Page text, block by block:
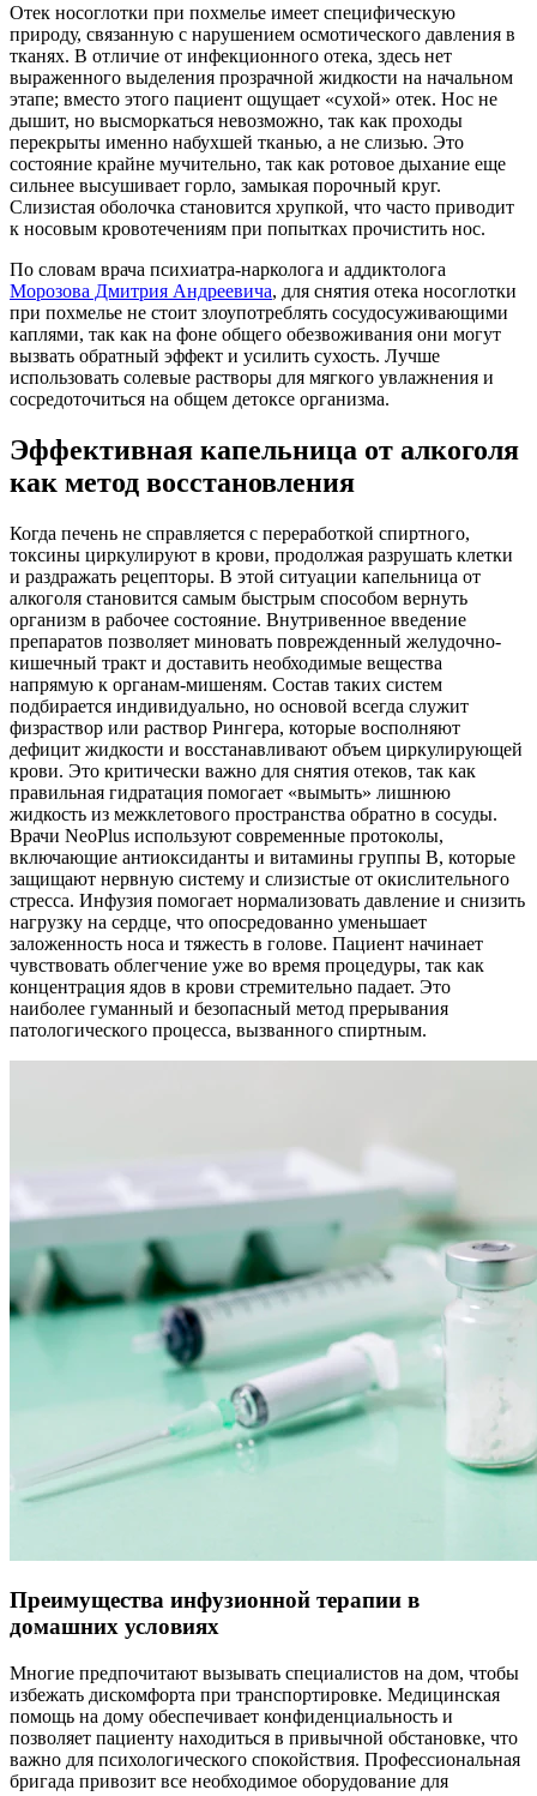
Отек носоглотки при похмелье имеет специфическую
природу, связанную с нарушением осмотического давления в
тканях. В отличие от инфекционного отека, здесь нет
выраженного выделения прозрачной жидкости на начальном
этапе; вместо этого пациент ощущает «сухой» отек. Нос не
дышит, но высморкаться невозможно, так как проходы
перекрыты именно набухшей тканью, а не слизью. Это
состояние крайне мучительно, так как ротовое дыхание еще
сильнее высушивает горло, замыкая порочный круг.
Слизистая оболочка становится хрупкой, что часто приводит
к носовым кровотечениям при попытках прочистить нос.
По словам врача психиатра-нарколога и аддиктолога
Морозова Дмитрия Андреевича, для снятия отека носоглотки
при похмелье не стоит злоупотреблять сосудосуживающими
каплями, так как на фоне общего обезвоживания они могут
вызвать обратный эффект и усилить сухость. Лучше
использовать солевые растворы для мягкого увлажнения и
сосредоточиться на общем детоксе организма.
Эффективная капельница от алкоголя
как метод восстановления
Когда печень не справляется с переработкой спиртного,
токсины циркулируют в крови, продолжая разрушать клетки
и раздражать рецепторы. В этой ситуации капельница от
алкоголя становится самым быстрым способом вернуть
организм в рабочее состояние. Внутривенное введение
препаратов позволяет миновать поврежденный желудочно-
кишечный тракт и доставить необходимые вещества
напрямую к органам-мишеням. Состав таких систем
подбирается индивидуально, но основой всегда служит
физраствор или раствор Рингера, которые восполняют
дефицит жидкости и восстанавливают объем циркулирующей
крови. Это критически важно для снятия отеков, так как
правильная гидратация помогает «вымыть» лишнюю
жидкость из межклетового пространства обратно в сосуды.
Врачи NeoPlus используют современные протоколы,
включающие антиоксиданты и витамины группы B, которые
защищают нервную систему и слизистые от окислительного
стресса. Инфузия помогает нормализовать давление и снизить
нагрузку на сердце, что опосредованно уменьшает
заложенность носа и тяжесть в голове. Пациент начинает
чувствовать облегчение уже во время процедуры, так как
концентрация ядов в крови стремительно падает. Это
наиболее гуманный и безопасный метод прерывания
патологического процесса, вызванного спиртным.
Преимущества инфузионной терапии в
домашних условиях
Многие предпочитают вызывать специалистов на дом, чтобы
избежать дискомфорта при транспортировке. Медицинская
помощь на дому обеспечивает конфиденциальность и
позволяет пациенту находиться в привычной обстановке, что
важно для психологического спокойствия. Профессиональная
бригада привозит все необходимое оборудование для